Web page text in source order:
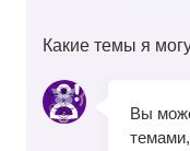
Какие темы я
Вы